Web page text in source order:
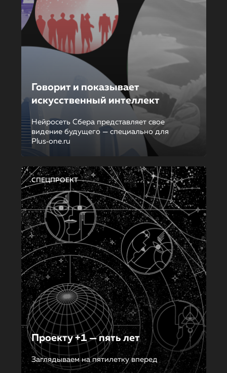
Говорит и показывает
искусственный интеллект
Нейросеть Сбера представляет свое
видение будущего — специально для
Plus‑one.ru
СПЕЦПРОЕКТ
Проекту +1 — пять лет
Заглядываем на пятилетку вперед